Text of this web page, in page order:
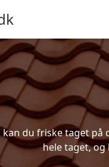
du friske taget
hele taget, og